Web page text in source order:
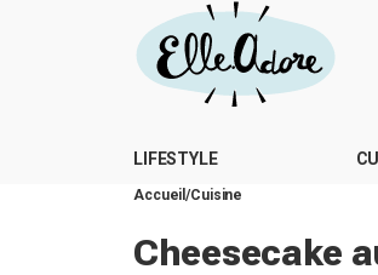
LIFESTYLE
Accueil Cuisine
Cheesecake